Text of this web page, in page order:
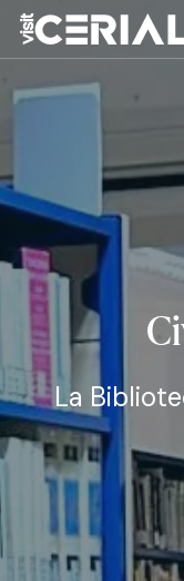
Skip
main
content
La